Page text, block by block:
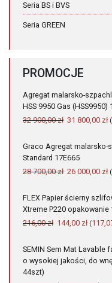
Seria BS i BVS
Seria GREEN
PROMOCJE
Agregat malarsko-
HSS 9950 Gas (HSS9950)
32 900,00zł Pierwotna
wynosiła:
32
31 800,00 zł (
Graco Agregat malarsko-
Standard 17E665
28 700,00zł Pierwotna
wynosiła:
28
700,00 zł.
26 000,00 zł (
FLEX Papier ścierny
Xtreme P220 opakowanie
216,00zł Pierwotna
wynosiła:
216,00 zł.
144,00 zł
wynosi:
144,00
(
SEMIN Sem Mat Lavable
o wysokiej jakości, do
44szt)